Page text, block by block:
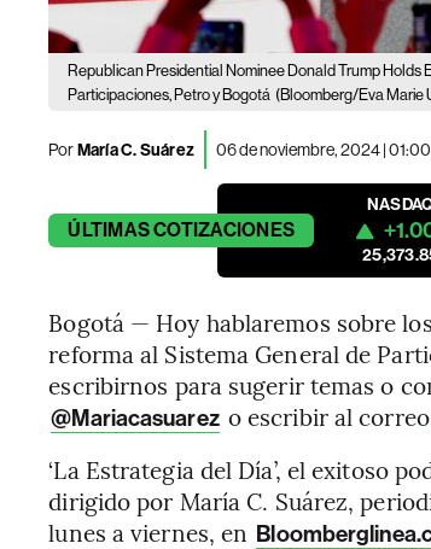
Republican Presidential Nominee Donald Trump Holds
Participaciones, Petro y Bogotá (Bloomberg/Eva Marie
PorMaría C. Suárez 06 de noviembre, 2024 |
ÚLTIMASCOTIZACIONES
Bogotá — Hoy hablaremos sobre
reforma al Sistema General de
escribirnos para sugerir temas o
@Mariacasuarez o escribir al correo
‘La Estrategia del Día’, el exitoso
dirigido por María C. Suárez,
lunes a viernes, en